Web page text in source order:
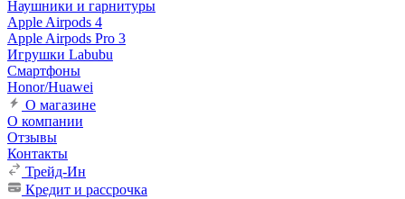
Наушники и гарнитуры
Apple Airpods 4
Apple Airpods Pro 3
Игрушки Labubu
Смартфоны
Honor/Huawei
О магазине
О компании
Отзывы
Контакты
Трейд-Ин
Кредит и рассрочка